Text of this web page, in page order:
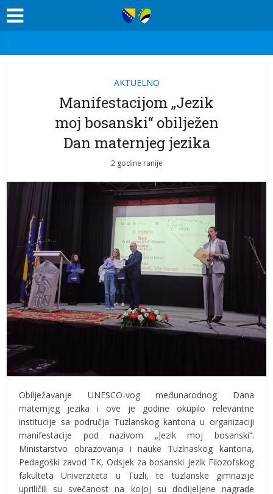
AKTUELNO
Manifestacijom „Jezik
moj bosanski“ obilježen
Dan maternjeg jezika
2 godine ranije
Obilježavanje UNESCO-vog međunarodnog Dana
maternjeg jezika i ove je godine okupilo relevantne
institucije sa područja Tuzlanskog kantona u organizaciji
manifestacije pod nazivom „Jezik moj bosanski“.
Ministarstvo obrazovanja i nauke Tuzlnaskog kantona,
Pedagoški zavod TK, Odsjek za bosanski jezik Filozofskog
fakulteta Univerziteta u Tuzli, te tuzlanske gimnazije
upriličili su svečanost na kojoj su dodijeljene nagrade